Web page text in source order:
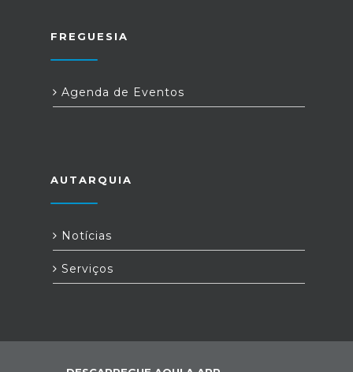
FREGUESIA
Agenda de Eventos
AUTARQUIA
Notícias
Serviços